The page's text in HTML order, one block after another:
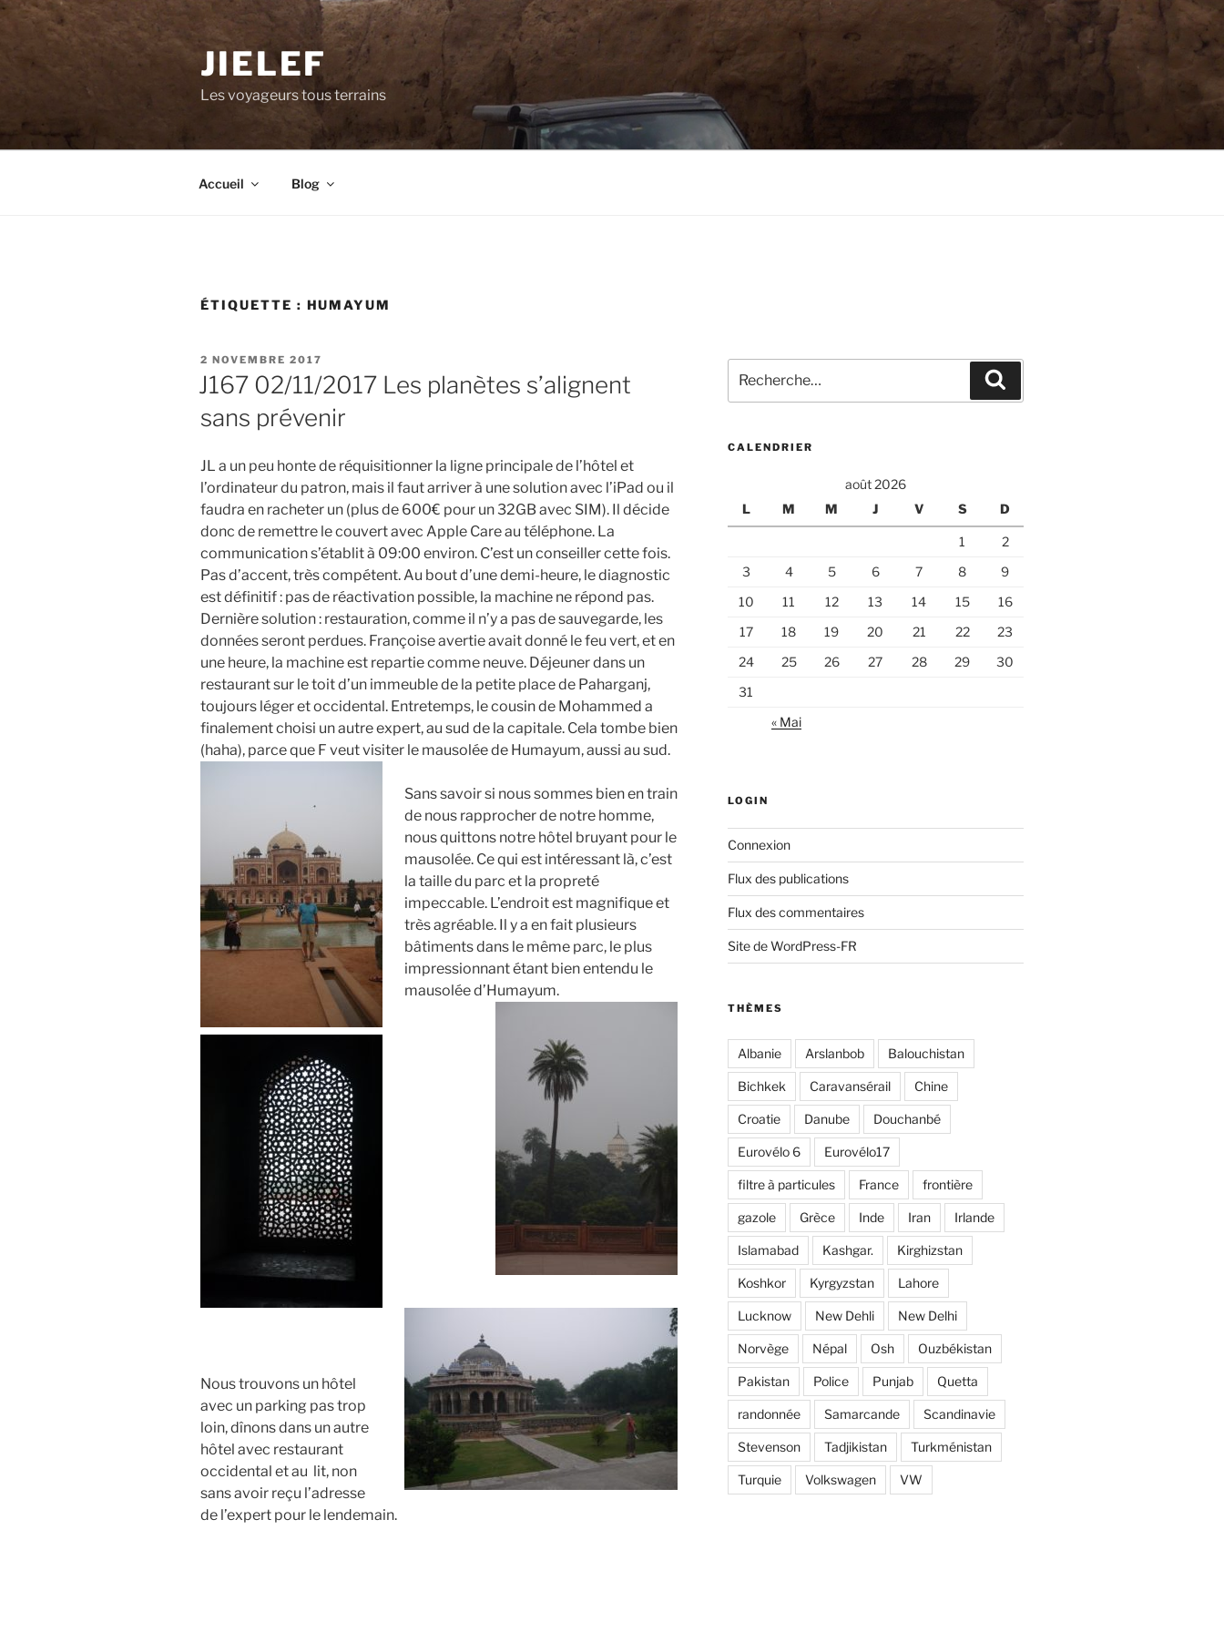
Aller
contenu
JIELEF
Les voyageurs tous terrains
Accueil Blog
ÉTIQUETTE : HUMAYUM
PUBLIÉ
LE
2 NOVEMBRE 2017
J167 02/11/2017 Les planètes s’alignent
sans prévenir
JL a un peu honte de réquisitionner la ligne principale de l’hôtel et
l’ordinateur du patron, mais il faut arriver à une solution avec l’iPad ou il
faudra en racheter un (plus de 600€ pour un 32GB avec SIM). Il décide
donc de remettre le couvert avec Apple Care au téléphone. La
communication s’établit à 09:00 environ. C’est un conseiller cette fois.
Pas d’accent, très compétent. Au bout d’une demi-heure, le diagnostic
est définitif : pas de réactivation possible, la machine ne répond pas.
Dernière solution : restauration, comme il n’y a pas de sauvegarde, les
données seront perdues. Françoise avertie avait donné le feu vert, et en
une heure, la machine est repartie comme neuve. Déjeuner dans un
restaurant sur le toit d’un immeuble de la petite place de Paharganj,
toujours léger et occidental. Entretemps, le cousin de Mohammed a
finalement choisi un autre expert, au sud de la capitale. Cela tombe bien
(haha), parce que F veut visiter le mausolée de Humayum, aussi au sud.
Sans savoir si nous sommes bien en train
de nous rapprocher de notre homme,
nous quittons notre hôtel bruyant pour le
mausolée. Ce qui est intéressant là, c’est
la taille du parc et la propreté
impeccable. L’endroit est magnifique et
très agréable. Il y a en fait plusieurs
bâtiments dans le même parc, le plus
impressionnant étant bien entendu le
mausolée d’Humayum.
Nous trouvons un hôtel
avec un parking pas trop
loin, dînons dans un autre
hôtel avec restaurant
occidental et au lit, non
sans avoir reçu l’adresse
de l’expert pour le lendemain.
pour
:
CALENDRIER
août 2026
L
M M J V S D
1
2
3
4 5 6 7 8
9
10
11 12 13 14 15
16
17
18 19 20 21 22
23
24
25 26 27 28 29
30
31
« Mai
LOGIN
Connexion
Flux des publications
Flux des commentaires
Site de WordPress-FR
THÈMES
Albanie Arslanbob Balouchistan
Bichkek Caravansérail Chine
Croatie Danube Douchanbé
Eurovélo 6 Eurovélo17
filtre à particules France frontière
gazole Grèce Inde Iran Irlande
Islamabad Kashgar. Kirghizstan
Koshkor Kyrgyzstan Lahore
Lucknow New Dehli New Delhi
Norvège Népal Osh Ouzbékistan
Pakistan Police Punjab Quetta
randonnée Samarcande Scandinavie
Stevenson Tadjikistan Turkménistan
Turquie Volkswagen VW